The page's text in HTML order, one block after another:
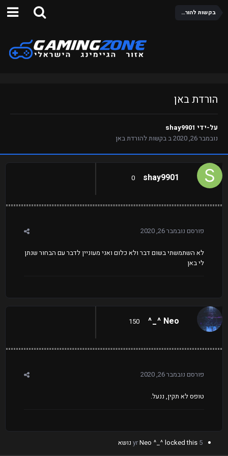
בקשות להורדת באן
הורדת באן
על-ידי shay9901
נובמבר 26, 2020
בבקשות להורדת באן
shay9901
0
פורסם נובמבר 26, 2020
לא השתמשתי בשום דבר ולא כלום ואני מעוניין לדבר עם הבחור שנתן
לי באן
Neo ^_^
150
פורסם נובמבר 26, 2020
טופס לא תקין, ננעל.
5 yr
Neo ^_^ locked this נושא